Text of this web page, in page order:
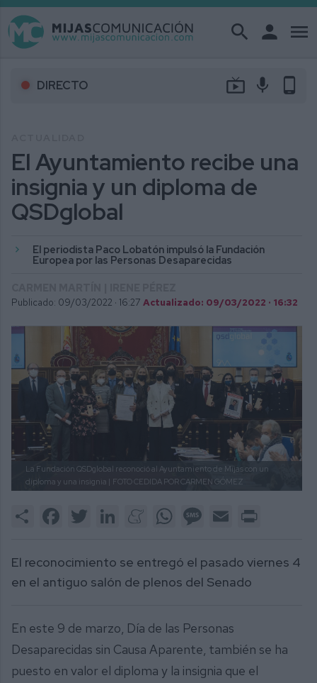
search person menu
DIRECTO live_tv mic phone_android
El Ayuntamiento recibe una
insignia y un diploma de
QSDglobal
El periodista Paco Lobatón impulsó la Fundación
Europea por las Personas Desaparecidas
Publicado: 09/03/2022 · 16:27 Actualizado: 09/03/2022 · 16:32
La Fundación QSDglobal reconoció al Ayuntamiento de Mijas con un
diploma y una insignia | FOTO CEDIDA POR CARMEN GÓMEZ
Share FacebookTwitter LinkedInMeneameWhatsAppMessage
Email
El reconocimiento se entregó el pasado viernes 4
en el antiguo salón de plenos del Senado
En este 9 de marzo, Día de las Personas
Desaparecidas sin Causa Aparente, también se ha
puesto en valor el diploma y la insignia que el